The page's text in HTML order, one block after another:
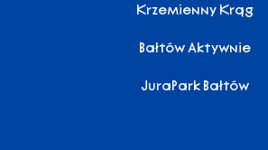
Krzemienny Krąg
Bałtów Aktywnie
JuraPark Bałtów